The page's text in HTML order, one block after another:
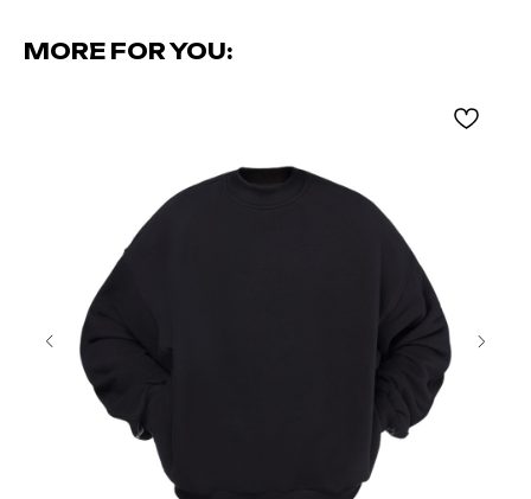
MORE FOR YOU: